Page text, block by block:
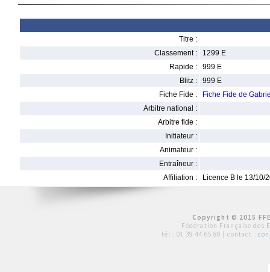
Titre :
Classement :
1299 E
Rapide :
999 E
Blitz :
999 E
Fiche Fide :
Fiche Fide de
Arbitre national :
Arbitre fide :
Initiateur :
Animateur :
Entraîneur :
Affiliation :
Licence B le 13/10/
Copyright © 2015
Fédération Française des
tél : 01 39 44 65 80 | contact :